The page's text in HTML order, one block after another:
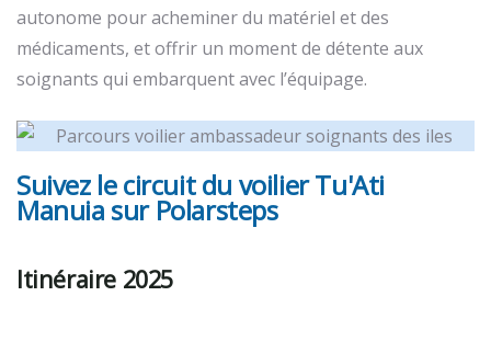
autonome pour acheminer du matériel et des
médicaments, et offrir un moment de détente aux
soignants qui embarquent avec l’équipage.
Suivez le circuit du voilier Tu'Ati
Manuia sur Polarsteps
Itinéraire 2025